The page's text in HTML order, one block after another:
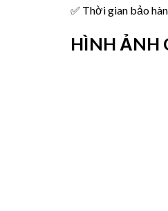
✅ Thời gian bảo
HÌNH ẢNH